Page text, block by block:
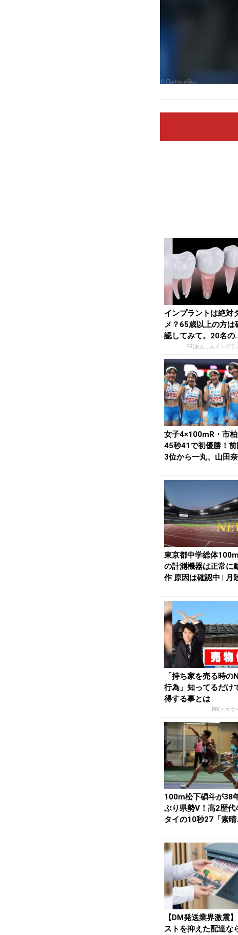
インプラントは絶対
メ？65歳以上の方は
認してみて。20名の
科医師監修のガイ...
PR(あんしんインプラ
女子4×100mR・市
45秒41で初優勝！前
3位から一丸、山田奈
東京都中学総体
の計測機器は正常に
作 原因は確認中 | 月
「持ち家を売る時の
行為」知ってるだけ
得する事とは
PR(イエウ
100m松下碩斗が38
ぶり県勢V！高2歴代
タイの10秒27「素晴
【DM発送業界激震
ストを抑えた配達な